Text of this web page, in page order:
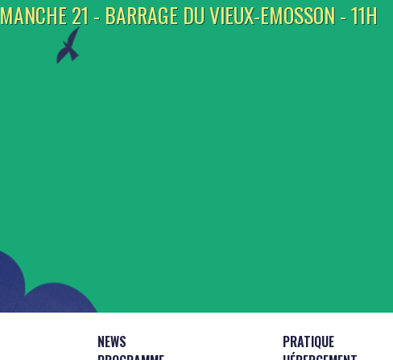
21 - BARRAGE DU VIEUX-EMOSSON - 11H
NEWS
PRATIQUE